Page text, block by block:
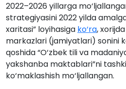
2022–2026 yillarga
strategiyasini 2022 yilda
xaritasi” loyihasiga ko‘ra,
markazlari (jamiyatlari) sonini
qoshida “O‘zbek tili va
yakshanba maktablari”ni
ko‘maklashish mo‘ljallangan.